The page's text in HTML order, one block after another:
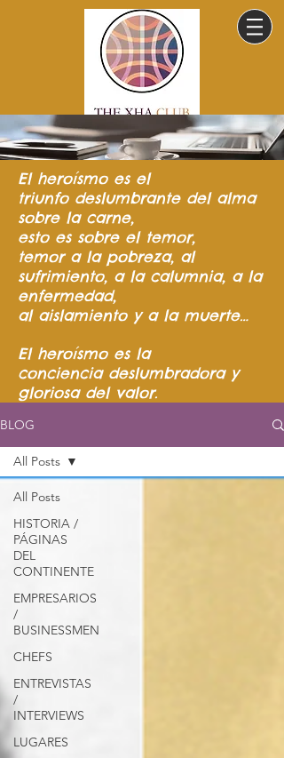
El heroísmo es el
triunfo deslumbrante del alma
sobre la carne,
esto es sobre el temor,
temor a la pobreza, al
sufrimiento, a la calumnia, a la
enfermedad,
al aislamiento y a la muerte…
El heroísmo es la
conciencia deslumbradora y
gloriosa del valor.
BLOG
All Posts
HISTORIA /
PÁGINAS
DEL
CONTINENTE
EMPRESARIOS
/
BUSINESSMEN
CHEFS
ENTREVISTAS
/
INTERVIEWS
LUGARES
All Posts